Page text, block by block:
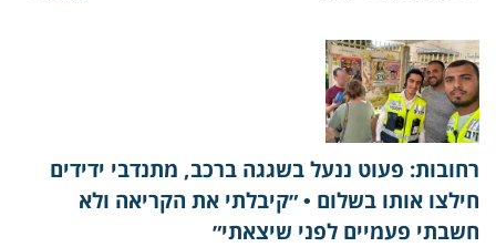
רחובות: פעוט ננעל בשגגה ברכב, מתנדבי ידידים
חילצו אותו בשלום • ״קיבלתי את הקריאה ולא
חשבתי פעמיים לפני שיצאתי״